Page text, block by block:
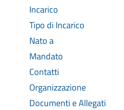
Incarico
Tipo di Incarico
Nato a
Mandato
Contatti
Organizzazione
Documenti e Allegati